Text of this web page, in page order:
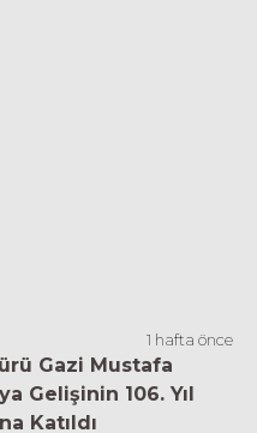
1 hafta önce
Gazi Mustafa
Gelişinin 106. Yıl
Katıldı